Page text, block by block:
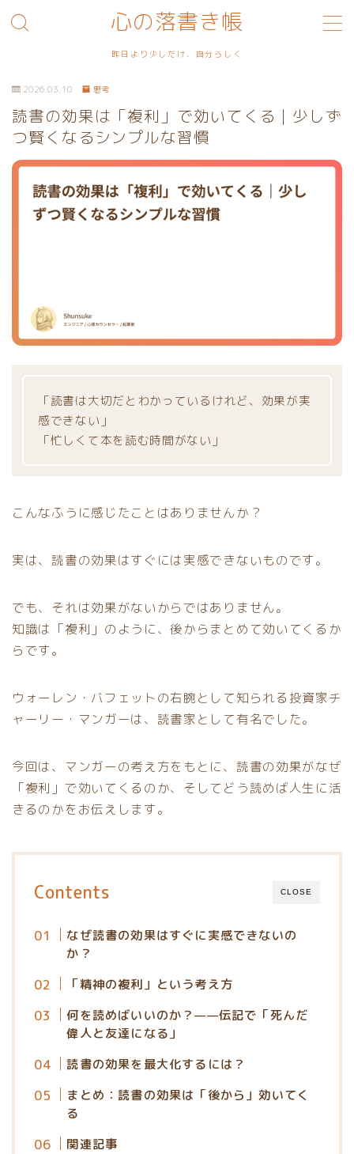
心の落書き帳
昨日より少しだけ、自分らしく
利用規約／特定商取引法に基づく表記
お問い合わせ
2026.03.10 思考
読書の効果は「複利」で効いてくる｜少しず
つ賢くなるシンプルな習慣
「読書は大切だとわかっているけれど、効果が実
感できない」
「忙しくて本を読む時間がない」
こんなふうに感じたことはありませんか？
実は、読書の効果はすぐには実感できないものです。
でも、それは効果がないからではありません。
知識は「複利」のように、後からまとめて効いてくるか
らです。
ウォーレン・バフェットの右腕として知られる投資家チ
ャーリー・マンガーは、読書家として有名でした。
今回は、マンガーの考え方をもとに、読書の効果がなぜ
「複利」で効いてくるのか、そしてどう読めば人生に活
きるのかをお伝えします。
CLOSE
Contents
なぜ読書の効果はすぐに実感できないの
か？
「精神の複利」という考え方
何を読めばいいのか？——伝記で「死んだ
偉人と友達になる」
読書の効果を最大化するには？
まとめ：読書の効果は「後から」効いてく
る
関連記事